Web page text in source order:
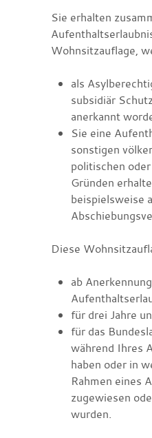
Sie erhalten
Wohnsitzauflage,
als
subsidiär
anerkannt
Sie eine
sonstigen
politischen
Gründen
beispielsweise
Diese
ab
für drei Jahre
für das
während Ihres
haben oder in
Rahmen eines
zugewiesen
wurden.